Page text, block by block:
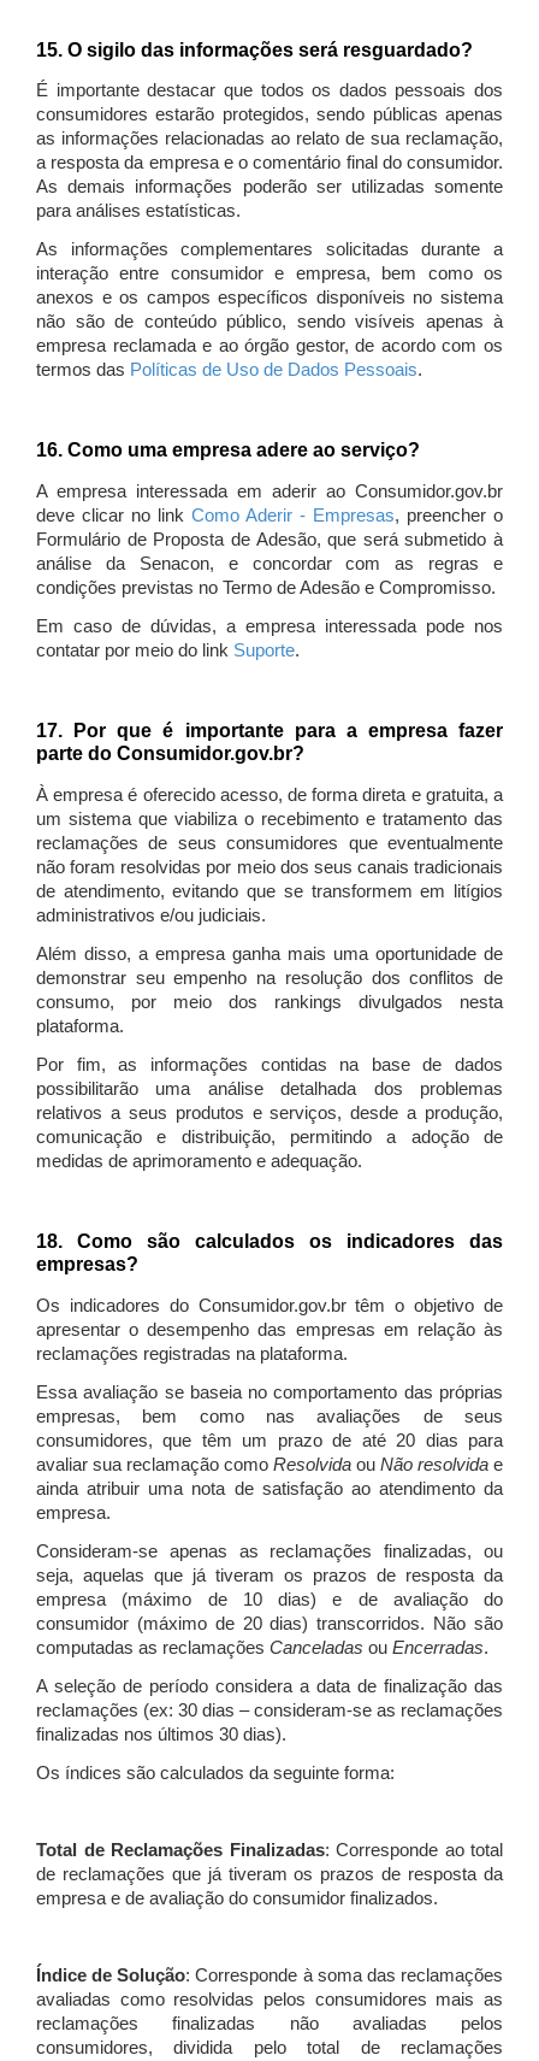
15. O sigilo das informações será resguardado?
É importante destacar que todos os dados pessoais dos
consumidores estarão protegidos, sendo públicas apenas
as informações relacionadas ao relato de sua reclamação,
a resposta da empresa e o comentário final do consumidor.
As demais informações poderão ser utilizadas somente
para análises estatísticas.
As informações complementares solicitadas durante a
interação entre consumidor e empresa, bem como os
anexos e os campos específicos disponíveis no sistema
não são de conteúdo público, sendo visíveis apenas à
empresa reclamada e ao órgão gestor, de acordo com os
termos das Políticas de Uso de Dados Pessoais.
16. Como uma empresa adere ao serviço?
A empresa interessada em aderir ao Consumidor.gov.br
deve clicar no link Como Aderir - Empresas, preencher o
Formulário de Proposta de Adesão, que será submetido à
análise da Senacon, e concordar com as regras e
condições previstas no Termo de Adesão e Compromisso.
Em caso de dúvidas, a empresa interessada pode nos
contatar por meio do link Suporte.
17. Por que é importante para a empresa fazer
parte do Consumidor.gov.br?
À empresa é oferecido acesso, de forma direta e gratuita, a
um sistema que viabiliza o recebimento e tratamento das
reclamações de seus consumidores que eventualmente
não foram resolvidas por meio dos seus canais tradicionais
de atendimento, evitando que se transformem em litígios
administrativos e/ou judiciais.
Além disso, a empresa ganha mais uma oportunidade de
demonstrar seu empenho na resolução dos conflitos de
consumo, por meio dos rankings divulgados nesta
plataforma.
Por fim, as informações contidas na base de dados
possibilitarão uma análise detalhada dos problemas
relativos a seus produtos e serviços, desde a produção,
comunicação e distribuição, permitindo a adoção de
medidas de aprimoramento e adequação.
18. Como são calculados os indicadores das
empresas?
Os indicadores do Consumidor.gov.br têm o objetivo de
apresentar o desempenho das empresas em relação às
reclamações registradas na plataforma.
Essa avaliação se baseia no comportamento das próprias
empresas, bem como nas avaliações de seus
consumidores, que têm um prazo de até 20 dias para
avaliar sua reclamação como Resolvida ou Não resolvida e
ainda atribuir uma nota de satisfação ao atendimento da
empresa.
Consideram-se apenas as reclamações finalizadas, ou
seja, aquelas que já tiveram os prazos de resposta da
empresa (máximo de 10 dias) e de avaliação do
consumidor (máximo de 20 dias) transcorridos. Não são
computadas as reclamações Canceladas ou Encerradas.
A seleção de período considera a data de finalização das
reclamações (ex: 30 dias – consideram-se as reclamações
finalizadas nos últimos 30 dias).
Os índices são calculados da seguinte forma:
Total de Reclamações Finalizadas: Corresponde ao total
de reclamações que já tiveram os prazos de resposta da
empresa e de avaliação do consumidor finalizados.
Índice de Solução: Corresponde à soma das reclamações
avaliadas como resolvidas pelos consumidores mais as
reclamações finalizadas não avaliadas pelos
consumidores, dividida pelo total de reclamações